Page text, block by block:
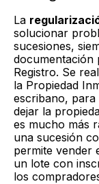
La
solucionar
sucesiones,
documentación
Registro. Se
la Propiedad
escribano,
dejar la
es mucho más
una sucesión
permite vender
un lote con
los